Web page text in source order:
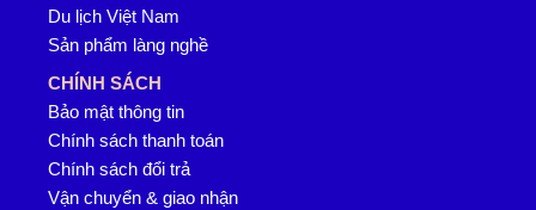
Du lịch Việt Nam
Sản phẩm làng nghề
CHÍNH SÁCH
Bảo mật thông tin
Chính sách thanh toán
Chính sách đổi trả
Vận chuyển & giao nhận